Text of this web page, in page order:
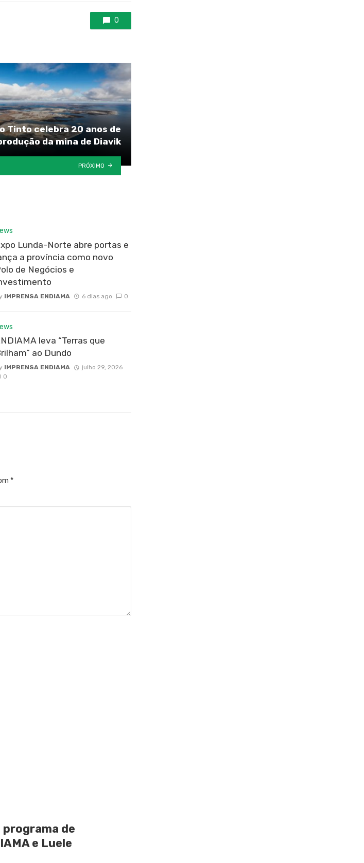
0
Tinto celebra 20 anos de
da mina de Diavik
PRÓXIMO
Lunda-Norte abre portas e
a província como novo
de Negócios e
IMPRENSA ENDIAMA 6 dias ago 0
leva “Terras que
ao Dundo
IMPRENSA ENDIAMA
julho 29, 2026
0
*
programa de
e Luele